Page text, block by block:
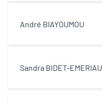
André BIAYOUMOU
Sandra BIDET-EMERIAU